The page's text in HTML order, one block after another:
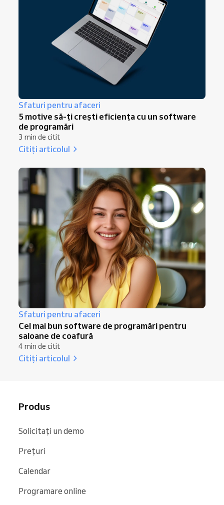
Sfaturi pentru afaceri
5 motive să-ți crești eficiența cu un software
de programări
3 min de citit
Citiți articolul
Sfaturi pentru afaceri
Cel mai bun software de programări pentru
saloane de coafură
4 min de citit
Citiți articolul
Produs
Solicitați un demo
Prețuri
Calendar
Programare online